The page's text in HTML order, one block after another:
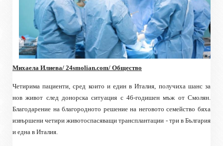
Михаела Илиева/ 24smolian.com/ Общество
Четирима пациенти, сред които и един в Италия, получиха шанс за
нов живот след донорска ситуация с 46-годишен мъж от Смолян.
Благодарение на благородното решение на неговото семейство бяха
извършени четири животоспасяващи трансплантации - три в България
и една в Италия.